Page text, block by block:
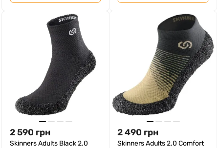
2 590 грн
Skinners Adults Black 2.0
2 490 грн
Skinners Adults 2.0 Comfort